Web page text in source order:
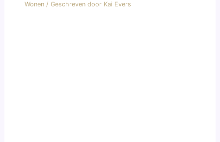
Wonen/ Geschreven door Kai Evers